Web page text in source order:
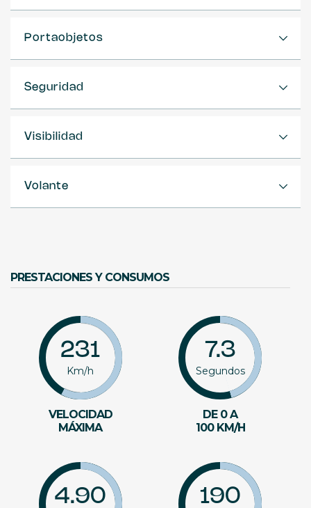
Portaobjetos
Seguridad
Visibilidad
Volante
PRESTACIONES Y CONSUMOS
231
Km/h
VELOCIDAD
MÁXIMA
7.3
Segundos
DE 0 A
100 KM/H
4.90 190